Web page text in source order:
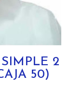
SIMPLE 2
50)